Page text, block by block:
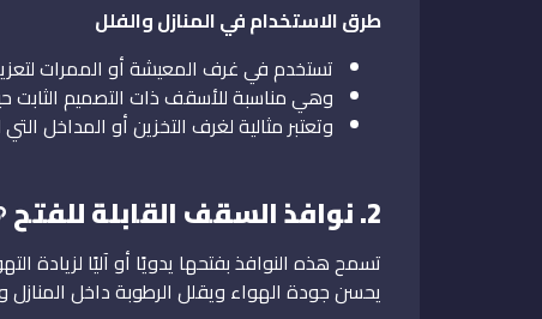
طرق الاستخدام في المنازل والفلل
تستخدم في غرف المعيشة أو الممرات
وهي مناسبة للأسقف ذات التصميم الثابت
وتعتبر مثالية لغرف التخزين أو المداخل
2. نوافذ السقف القابلة للفتح
تسمح هذه النوافذ بفتحها يدويًا أو آليًا لزيادة
يحسن جودة الهواء ويقلل الرطوبة داخل المنازل